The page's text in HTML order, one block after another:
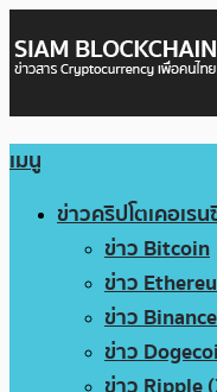
เมนู
ข่าวคริปโตเคอเรน
ข่าว Bitcoin
ข่าว
ข่าว
ข่าว